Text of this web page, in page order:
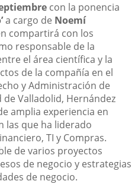
con la ponencia
a cargo de Noemí
compartirá con los
responsable de la
el área científica y la
de la compañía en el
y Administración de
Valladolid, Hernández
amplia experiencia en
las que ha liderado
TI y Compras.
de varios proyectos
de negocio y estrategias
de negocio.